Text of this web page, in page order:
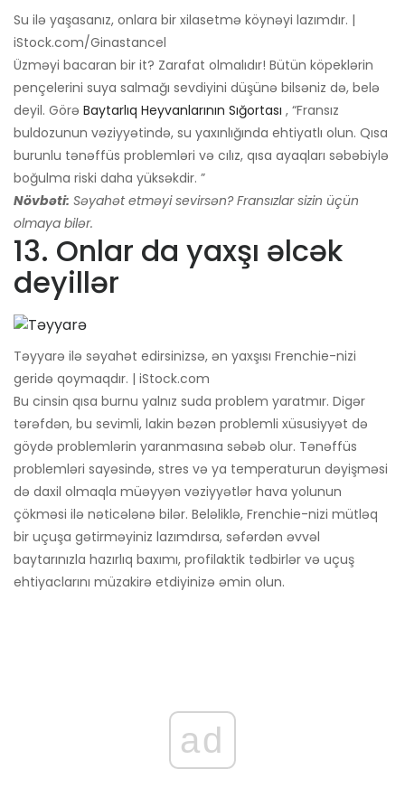
Su ilə yaşasanız, onlara bir xilasetmə köynəyi lazımdır. |
iStock.com/Ginastancel
Üzməyi bacaran bir it? Zarafat olmalıdır! Bütün köpeklərin
pençelerini suya salmağı sevdiyini düşünə bilsəniz də, belə
deyil. Görə Baytarlıq Heyvanlarının Sığortası , “Fransız
buldozunun vəziyyətində, su yaxınlığında ehtiyatlı olun. Qısa
burunlu tənəffüs problemləri və cılız, qısa ayaqları səbəbiylə
boğulma riski daha yüksəkdir. ”
Növbəti: Səyahət etməyi sevirsən? Fransızlar sizin üçün
olmaya bilər.
13. Onlar da yaxşı əlcək
deyillər
Təyyarə ilə səyahət edirsinizsə, ən yaxşısı Frenchie-nizi
geridə qoymaqdır. | iStock.com
Bu cinsin qısa burnu yalnız suda problem yaratmır. Digər
tərəfdən, bu sevimli, lakin bəzən problemli xüsusiyyət də
göydə problemlərin yaranmasına səbəb olur. Tənəffüs
problemləri sayəsində, stres və ya temperaturun dəyişməsi
də daxil olmaqla müəyyən vəziyyətlər hava yolunun
çökməsi ilə nəticələnə bilər. Beləliklə, Frenchie-nizi mütləq
bir uçuşa gətirməyiniz lazımdırsa, səfərdən əvvəl
baytarınızla hazırlıq baxımı, profilaktik tədbirlər və uçuş
ehtiyaclarını müzakirə etdiyinizə əmin olun.
ad